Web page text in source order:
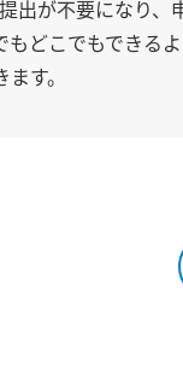
出が不要になり、
どこでもできるよ
す。